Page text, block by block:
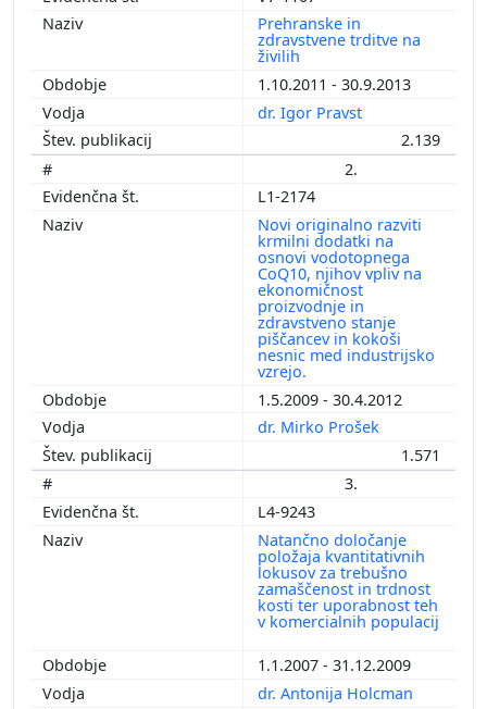
Prehranske in
zdravstvene trditve na
živilih
1.10.2011 - 30.9.2013
dr. Igor Pravst
2.139
2.
L1-2174
Novi originalno razviti
krmilni dodatki na
osnovi vodotopnega
CoQ10, njihov vpliv na
ekonomičnost
proizvodnje in
zdravstveno stanje
piščancev in kokoši
nesnic med industrijsko
vzrejo.
1.5.2009 - 30.4.2012
dr. Mirko Prošek
1.571
3.
L4-9243
Natančno določanje
položaja kvantitativnih
lokusov za trebušno
zamaščenost in trdnost
kosti ter uporabnost teh
v komercialnih populacij
1.1.2007 - 31.12.2009
dr. Antonija Holcman